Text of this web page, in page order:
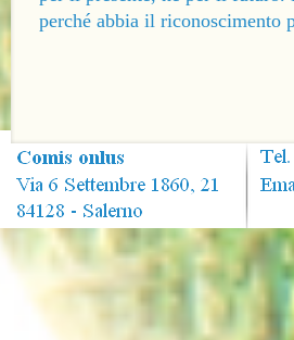
perché abbia il riconoscimento